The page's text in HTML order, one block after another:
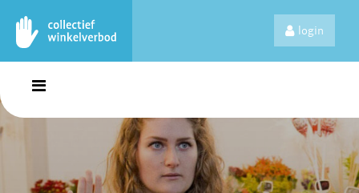
login